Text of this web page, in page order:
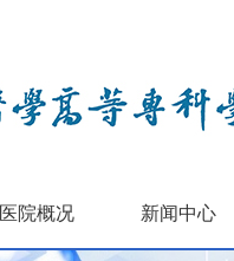
医院概况 新闻中心